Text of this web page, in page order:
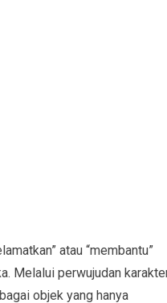
atau “membantu”
Melalui perwujudan
objek yang hanya